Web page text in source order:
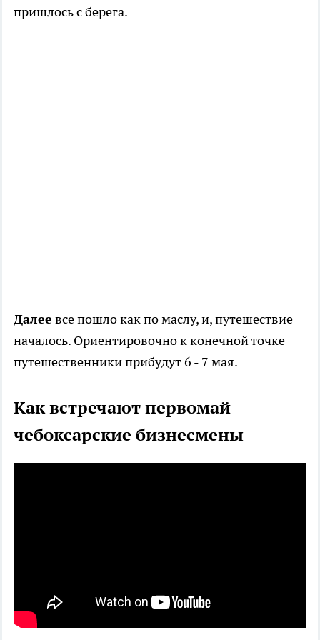
пришлось с берега.
Далее все пошло как по маслу, и, путешествие
началось. Ориентировочно к конечной точке
путешественники прибудут 6 - 7 мая.
Как встречают первомай
чебоксарские бизнесмены